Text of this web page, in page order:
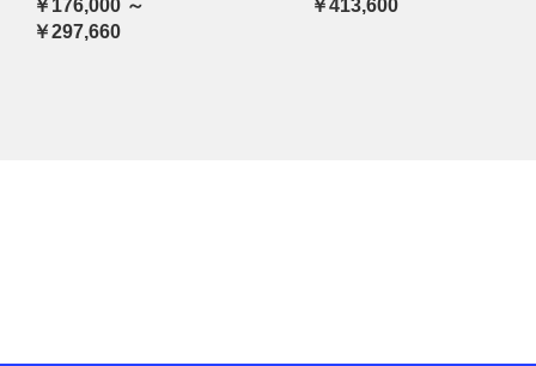
￥176,000 ～
￥297,660
￥413,600